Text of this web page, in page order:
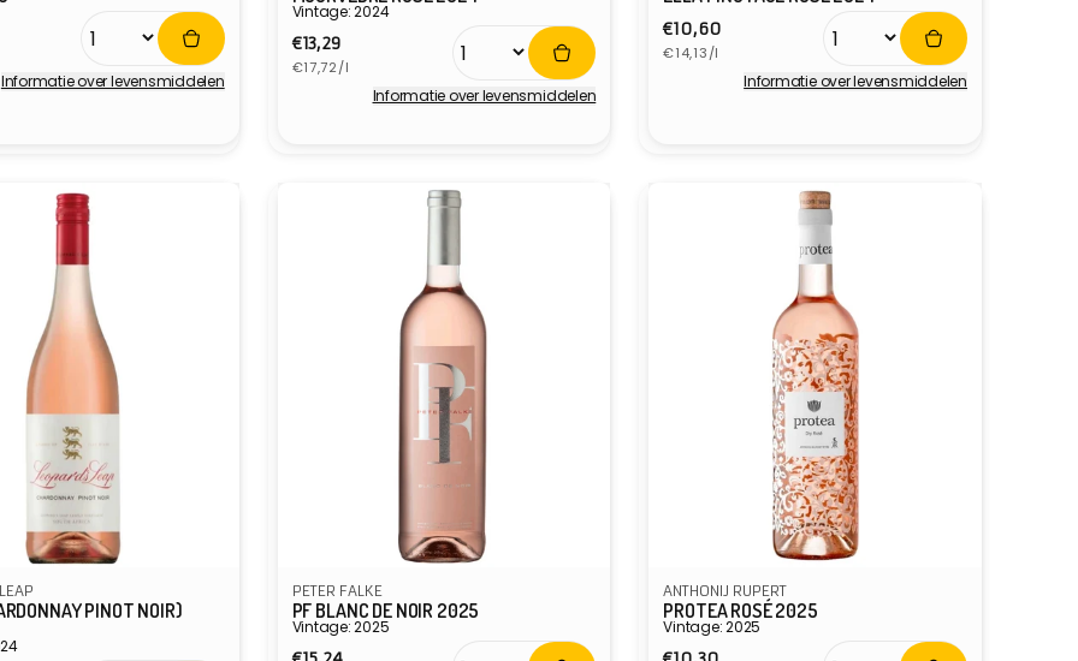
Informatie over levensmiddelen
Vintage: 2024
Normale
prijs
€13,29
Eenheidsprijs
€17,72/l
Informatie over levensmiddelen
Normale
prijs
€10,60
Eenheidsprijs
€14,13/l
Informatie over levensmiddelen
PINOT NOIR)
PETER FALKE
PF BLANC DE NOIR 2025
Vintage: 2025
ANTHONIJ RUPERT
PROTEA ROSÉ 2025
Vintage: 2025